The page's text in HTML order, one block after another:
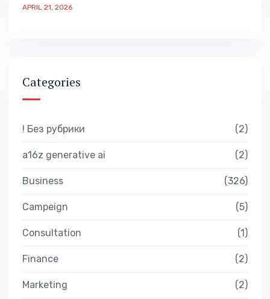
APRIL 21, 2026
Categories
! Без рубрики 2
a16z generative ai 2
Business 326
Campeign 5
Consultation 1
Finance 2
Marketing 2